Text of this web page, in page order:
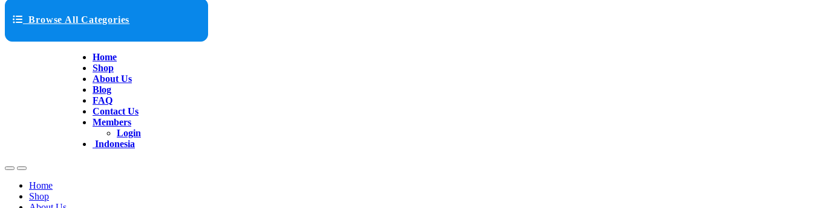
Browse All Categories
Home
Shop
About Us
Blog
FAQ
Contact Us
Members
Login
Indonesia
Home
Shop